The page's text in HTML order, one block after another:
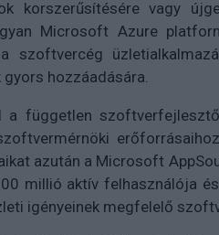
korszerűsítésére vagy
Microsoft Azure
szoftvercég
gyors hozzáadására.
a független
azután a Microsoft
millió aktív felhasználója
igényeinek megfelelő